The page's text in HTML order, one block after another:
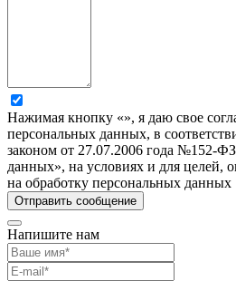
Нажимая кнопку «», я даю свое
персональных данных, в
законом от 27.07.2006 года №152-
данных», на условиях и для целей,
на обработку персональных данных
Напишите нам